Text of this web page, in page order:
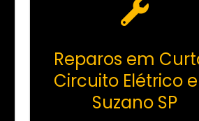
Reparos em
Circuito Elétrico
Suzano SP